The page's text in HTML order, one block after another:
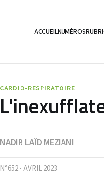
ACCUEILNUMÉROS
CARDIO-RESPIRATOIRE
NADIR LAÏD MEZIANI
N°652 - AVRIL 2023